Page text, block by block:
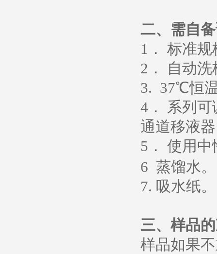
二、需自
1 ． 标准
2 ． 自动
3. 37℃恒
4 ． 系列
通道移液
5 ． 使用中
6 蒸馏水。
7. 吸水纸。
三、样品
样品如果